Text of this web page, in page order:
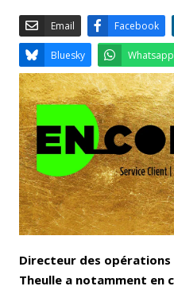
Email
Bluesky
Directeur des opérations
Theulle a notamment en